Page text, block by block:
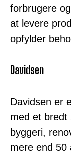
forbrugere
at levere
opfylder
Davidsen
Davidsen er
med et bredt
byggeri,
mere end 50